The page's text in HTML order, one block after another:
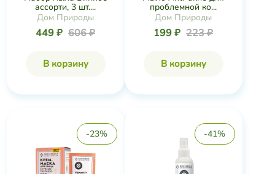
ассорти, 3 шт....
Дом Природы
449 ₽ 606 ₽
В корзину
проблемной ко...
Дом Природы
199 ₽ 223 ₽
В корзину
-23% -41%